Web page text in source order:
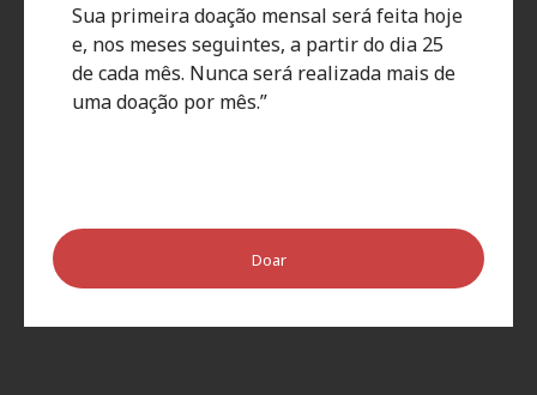
Sua primeira doação mensal será feita hoje
e, nos meses seguintes, a partir do dia 25
de cada mês. Nunca será realizada mais de
uma doação por mês.”
Doar